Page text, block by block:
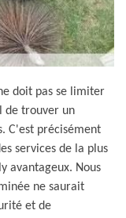
doit pas se limiter
de trouver un
C'est précisément
services de la plus
avantageux. Nous
ne saurait
et de